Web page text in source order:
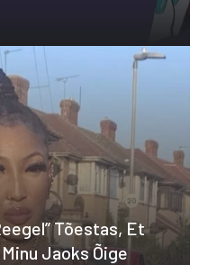
Tõestas, Et
Jaoks Õige